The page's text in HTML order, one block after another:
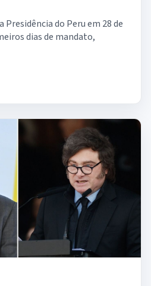
Presidência do Peru em 28 de
dias de mandato,